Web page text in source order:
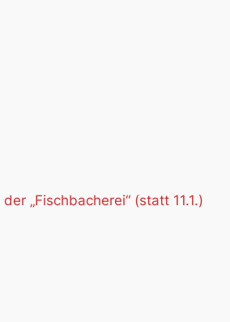
„Fischbacherei“ (statt 11.1.)